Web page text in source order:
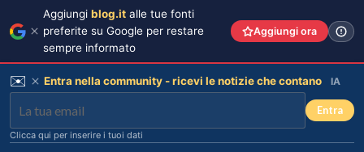
Aggiungi blog.it alle tue fonti
preferite su Google per restare
sempre informato
Aggiungi ora
✉️ Entra nella community - ricevi le notizie che contano IA
Entra
Clicca qui per inserire i tuoi dati